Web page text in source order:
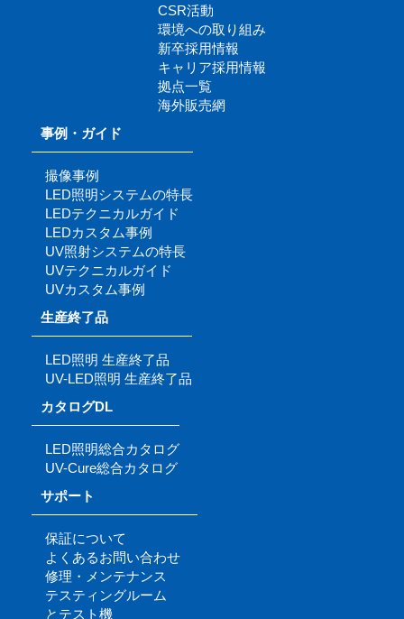
CSR活動
環境への取り組み
新卒採用情報
キャリア採用情報
拠点一覧
海外販売網
事例・ガイド
撮像事例
LED照明システムの特長
LEDテクニカルガイド
LEDカスタム事例
UV照射システムの特長
UVテクニカルガイド
UVカスタム事例
生産終了品
LED照明 生産終了品
UV-LED照明 生産終了品
カタログDL
LED照明総合カタログ
UV-Cure総合カタログ
サポート
保証について
よくあるお問い合わせ
修理・メンテナンス
テスティングルーム
とテスト機